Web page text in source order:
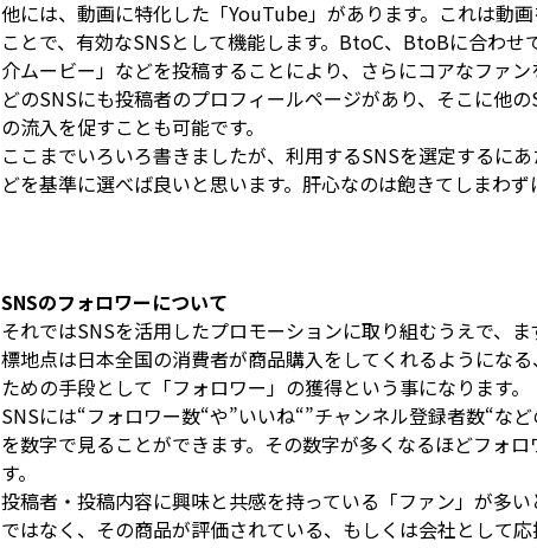
他には、動画に特化した「YouTube」があります。これは動
ことで、有効なSNSとして機能します。BtoC、BtoBに合わ
介ムービー」などを投稿することにより、さらにコアなファン
どのSNSにも投稿者のプロフィールページがあり、そこに他
の流入を促すことも可能です。
ここまでいろいろ書きましたが、利用するSNSを選定するに
どを基準に選べば良いと思います。肝心なのは飽きてしまわず
SNSのフォロワーについて
それではSNSを活用したプロモーションに取り組むうえで、
標地点は日本全国の消費者が商品購入をしてくれるようにな
ための手段として「フォロワー」の獲得という事になります。
SNSには“フォロワー数“や”いいね“”チャンネル登録者数“な
を数字で見ることができます。その数字が多くなるほどフォ
す。
投稿者・投稿内容に興味と共感を持っている「ファン」が多
ではなく、その商品が評価されている、もしくは会社として